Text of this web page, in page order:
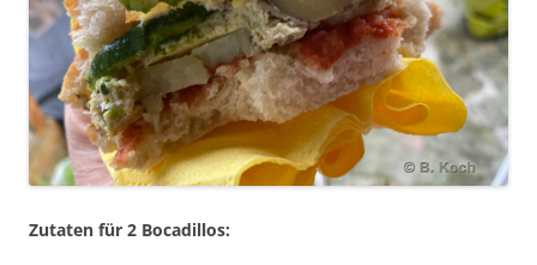
Zutaten für 2 Bocadillos: